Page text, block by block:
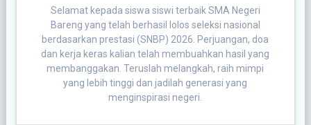
Selamat kepada siswa siswi terbaik SMA Negeri
Bareng yang telah berhasil lolos seleksi nasional
berdasarkan prestasi (SNBP) 2026. Perjuangan, doa
dan kerja keras kalian telah membuahkan hasil yang
membanggakan. Teruslah melangkah, raih mimpi
yang lebih tinggi dan jadilah generasi yang
menginspirasi negeri.